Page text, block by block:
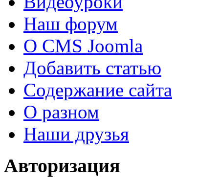
Наш форум
О CMS Joomla
Добавить статью
Содержание сайта
О разном
Наши друзья
Авторизация